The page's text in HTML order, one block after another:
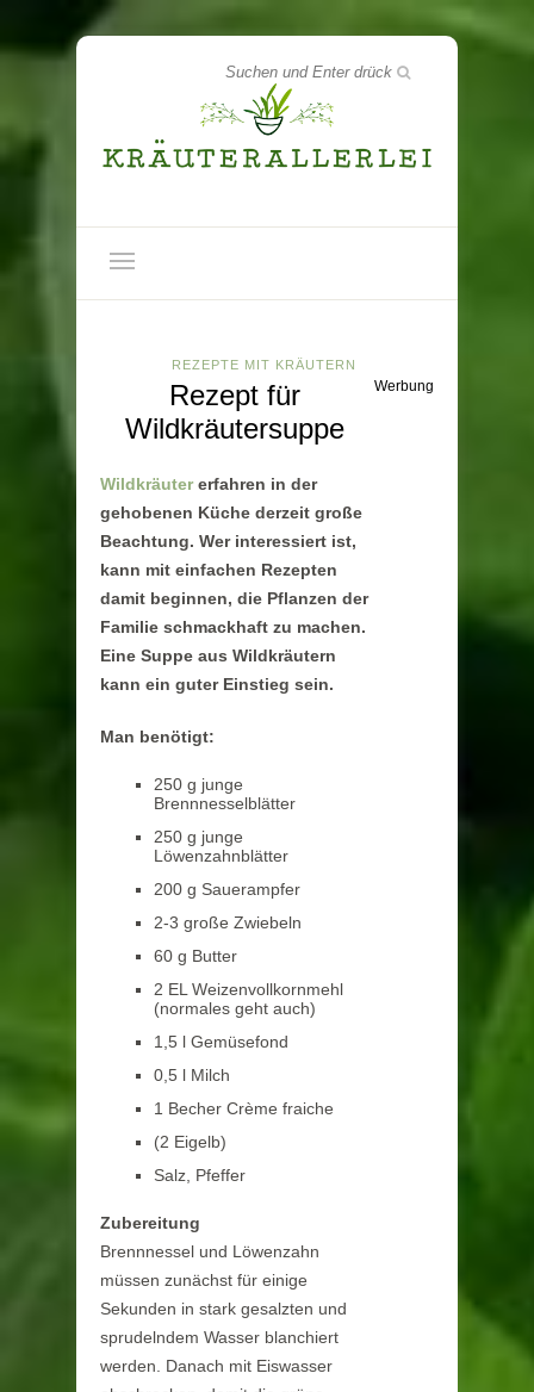
REZEPTE MIT KRÄUTERN
Rezept für
Wildkräutersuppe
Werbung
Wildkräutererfahren in der
gehobenen Küche derzeit große
Beachtung. Wer interessiert ist,
kann mit einfachen Rezepten
damit beginnen, die Pflanzen der
Familie schmackhaft zu machen.
Eine Suppe aus Wildkräutern
kann ein guter Einstieg sein.
Man benötigt:
250 g junge
Brennnesselblätter
250 g junge
Löwenzahnblätter
200 g Sauerampfer
2-3 große Zwiebeln
60 g Butter
2 EL Weizenvollkornmehl
(normales geht auch)
1,5 l Gemüsefond
0,5 l Milch
1 Becher Crème fraiche
(2 Eigelb)
Salz, Pfeffer
Zubereitung
Brennnessel und Löwenzahn
müssen zunächst für einige
Sekunden in stark gesalzten und
sprudelndem Wasser blanchiert
werden. Danach mit Eiswasser